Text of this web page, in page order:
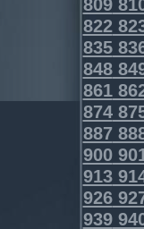
822
835
848
861
874
887
900
913
926
939